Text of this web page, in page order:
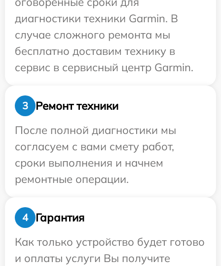
диагностики техники Garmin. В
случае сложного ремонта мы
бесплатно доставим технику в
сервис в сервисный центр Garmin.
3
Ремонт техники
После полной диагностики мы
согласуем с вами смету работ,
сроки выполнения и начнем
ремонтные операции.
4
Гарантия
Как только устройство будет готово
и оплаты услуги Вы получите